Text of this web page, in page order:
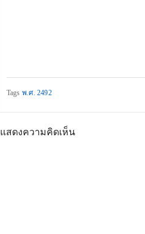
Tags พ.ศ. 2492
แสดงความคิดเห็น